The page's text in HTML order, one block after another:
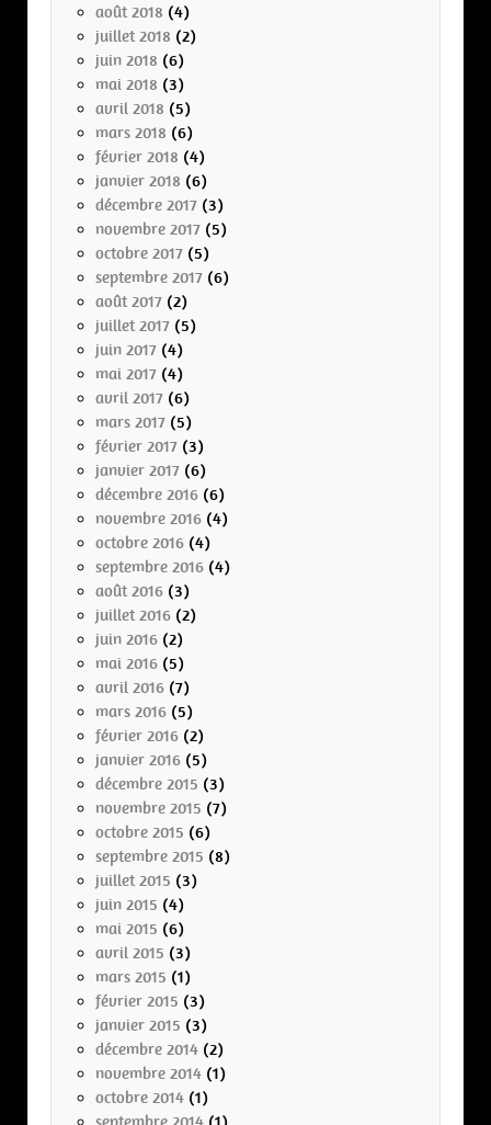
août 2018 (4)
juillet 2018 (2)
juin 2018 (6)
mai 2018 (3)
avril 2018 (5)
mars 2018 (6)
février 2018 (4)
janvier 2018 (6)
décembre 2017 (3)
novembre 2017 (5)
octobre 2017 (5)
septembre 2017 (6)
août 2017 (2)
juillet 2017 (5)
juin 2017 (4)
mai 2017 (4)
avril 2017 (6)
mars 2017 (5)
février 2017 (3)
janvier 2017 (6)
décembre 2016 (6)
novembre 2016 (4)
octobre 2016 (4)
septembre 2016 (4)
août 2016 (3)
juillet 2016 (2)
juin 2016 (2)
mai 2016 (5)
avril 2016 (7)
mars 2016 (5)
février 2016 (2)
janvier 2016 (5)
décembre 2015 (3)
novembre 2015 (7)
octobre 2015 (6)
septembre 2015 (8)
juillet 2015 (3)
juin 2015 (4)
mai 2015 (6)
avril 2015 (3)
mars 2015 (1)
février 2015 (3)
janvier 2015 (3)
décembre 2014 (2)
novembre 2014 (1)
octobre 2014 (1)